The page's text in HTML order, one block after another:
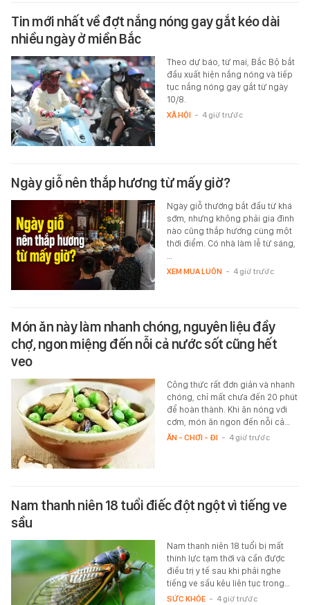
Tin mới nhất về đợt nắng nóng gay gắt kéo dài
nhiều ngày ở miền Bắc
Theo dự báo, từ mai, Bắc Bộ bắt
đầu xuất hiện nắng nóng và tiếp
tục nắng nóng gay gắt từ ngày
10/8.
XÃ HỘI - 4 giờ trước
Ngày giỗ nên thắp hương từ mấy giờ?
Ngày giỗ thường bắt đầu từ khá
sớm, nhưng không phải gia đình
nào cũng thắp hương cùng một
thời điểm. Có nhà làm lễ từ sáng,
…
XEM MUA LUÔN - 4 giờ trước
Món ăn này làm nhanh chóng, nguyên liệu đầy
chợ, ngon miệng đến nỗi cả nước sốt cũng hết
veo
Công thức rất đơn giản và nhanh
chóng, chỉ mất chưa đến 20 phút
để hoàn thành. Khi ăn nóng với
cơm, món ăn ngon đến nỗi cả…
ĂN - CHƠI - ĐI - 4 giờ trước
Nam thanh niên 18 tuổi điếc đột ngột vì tiếng ve
sầu
Nam thanh niên 18 tuổi bị mất
thính lực tạm thời và cần được
điều trị y tế sau khi phải nghe
tiếng ve sầu kêu liên tục trong…
SỨC KHỎE - 4 giờ trước